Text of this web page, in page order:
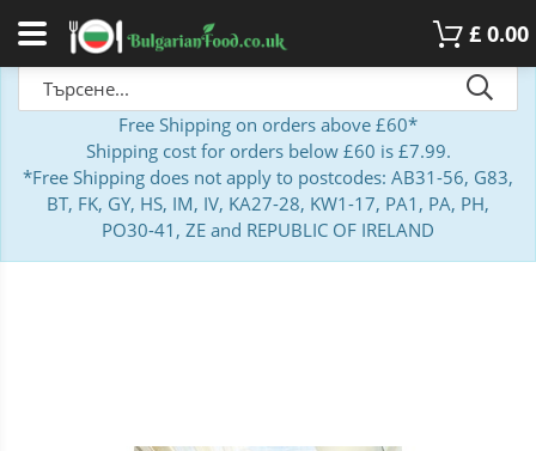
£ 0.00
Free Shipping on orders above £60*
Shipping cost for orders below £60 is £7.99.
*Free Shipping does not apply to postcodes: AB31-56, G83,
BT, FK, GY, HS, IM, IV, KA27-28, KW1-17, PA1, PA, PH,
PO30-41, ZE and REPUBLIC OF IRELAND